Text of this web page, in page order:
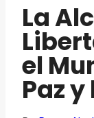
La
el
Paz